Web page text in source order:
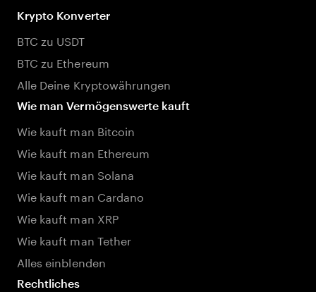
Krypto Konverter
BTC zu USDT
BTC zu Ethereum
Alle Deine Kryptowährungen
Wie man Vermögenswerte kauft
Wie kauft man Bitcoin
Wie kauft man Ethereum
Wie kauft man Solana
Wie kauft man Cardano
Wie kauft man XRP
Wie kauft man Tether
Alles einblenden
Rechtliches